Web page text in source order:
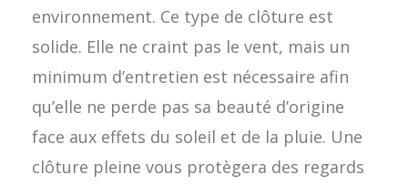
environnement. Ce type de clôture est
solide. Elle ne craint pas le vent, mais un
minimum d’entretien est nécessaire afin
qu’elle ne perde pas sa beauté d’origine
face aux effets du soleil et de la pluie. Une
clôture pleine vous protègera des regards